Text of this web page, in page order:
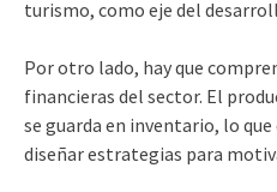
turismo, como eje del
Por otro lado, hay que
financieras del sector. El
se guarda en inven­tario, lo
diseñar estrategias para